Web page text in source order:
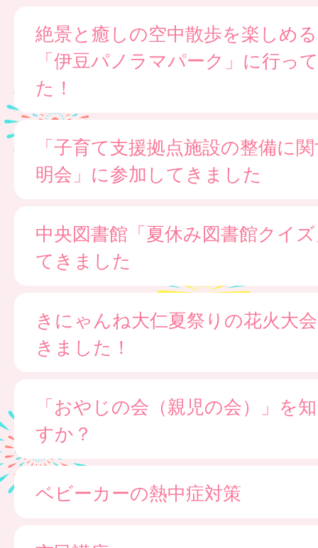
絶景と癒しの空中散歩を楽しめる
「伊豆パノラマパーク」に行っ
た！
「子育て支援拠点施設の整備に
明会」に参加してきました
中央図書館「夏休み図書館クイ
てきました
きにゃんね大仁夏祭りの花火大
きました！
「おやじの会（親児の会）」を
すか？
ベビーカーの熱中症対策